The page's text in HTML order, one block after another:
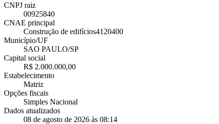
CNPJ raiz
00925840
CNAE principal
Construção de edifícios4120400
Município/UF
SAO PAULO/SP
Capital social
R$ 2.000.000,00
Estabelecimento
Matriz
Opções fiscais
Simples Nacional
Dados atualizados
08 de agosto de 2026 às 08:14